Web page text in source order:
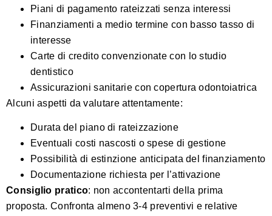
Piani di pagamento rateizzati senza interessi
Finanziamenti a medio termine con basso tasso di
interesse
Carte di credito convenzionate con lo studio
dentistico
Assicurazioni sanitarie con copertura odontoiatrica
Alcuni aspetti da valutare attentamente:
Durata del piano di rateizzazione
Eventuali costi nascosti o spese di gestione
Possibilità di estinzione anticipata del finanziamento
Documentazione richiesta per l’attivazione
Consiglio pratico: non accontentarti della prima
proposta. Confronta almeno 3-4 preventivi e relative